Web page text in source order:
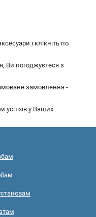
і клікніть по
Ви погоджуєтеся з
замовлення -
у Ваших